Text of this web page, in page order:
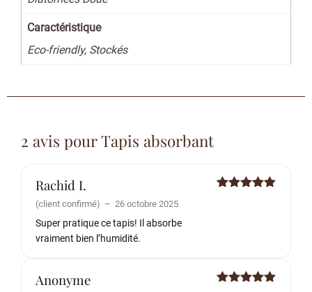
Caractéristique
Eco-friendly, Stockés
2 avis pourTapis absorbant
Rachid I.
(client confirmé) – 26 octobre 2025
Super pratique ce tapis! Il absorbe
vraiment bien l’humidité.
Anonyme